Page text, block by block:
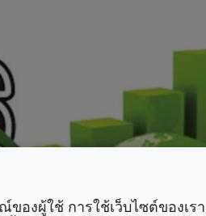
ของผู้ใช้ การใช้เว็บไซต์ของเ